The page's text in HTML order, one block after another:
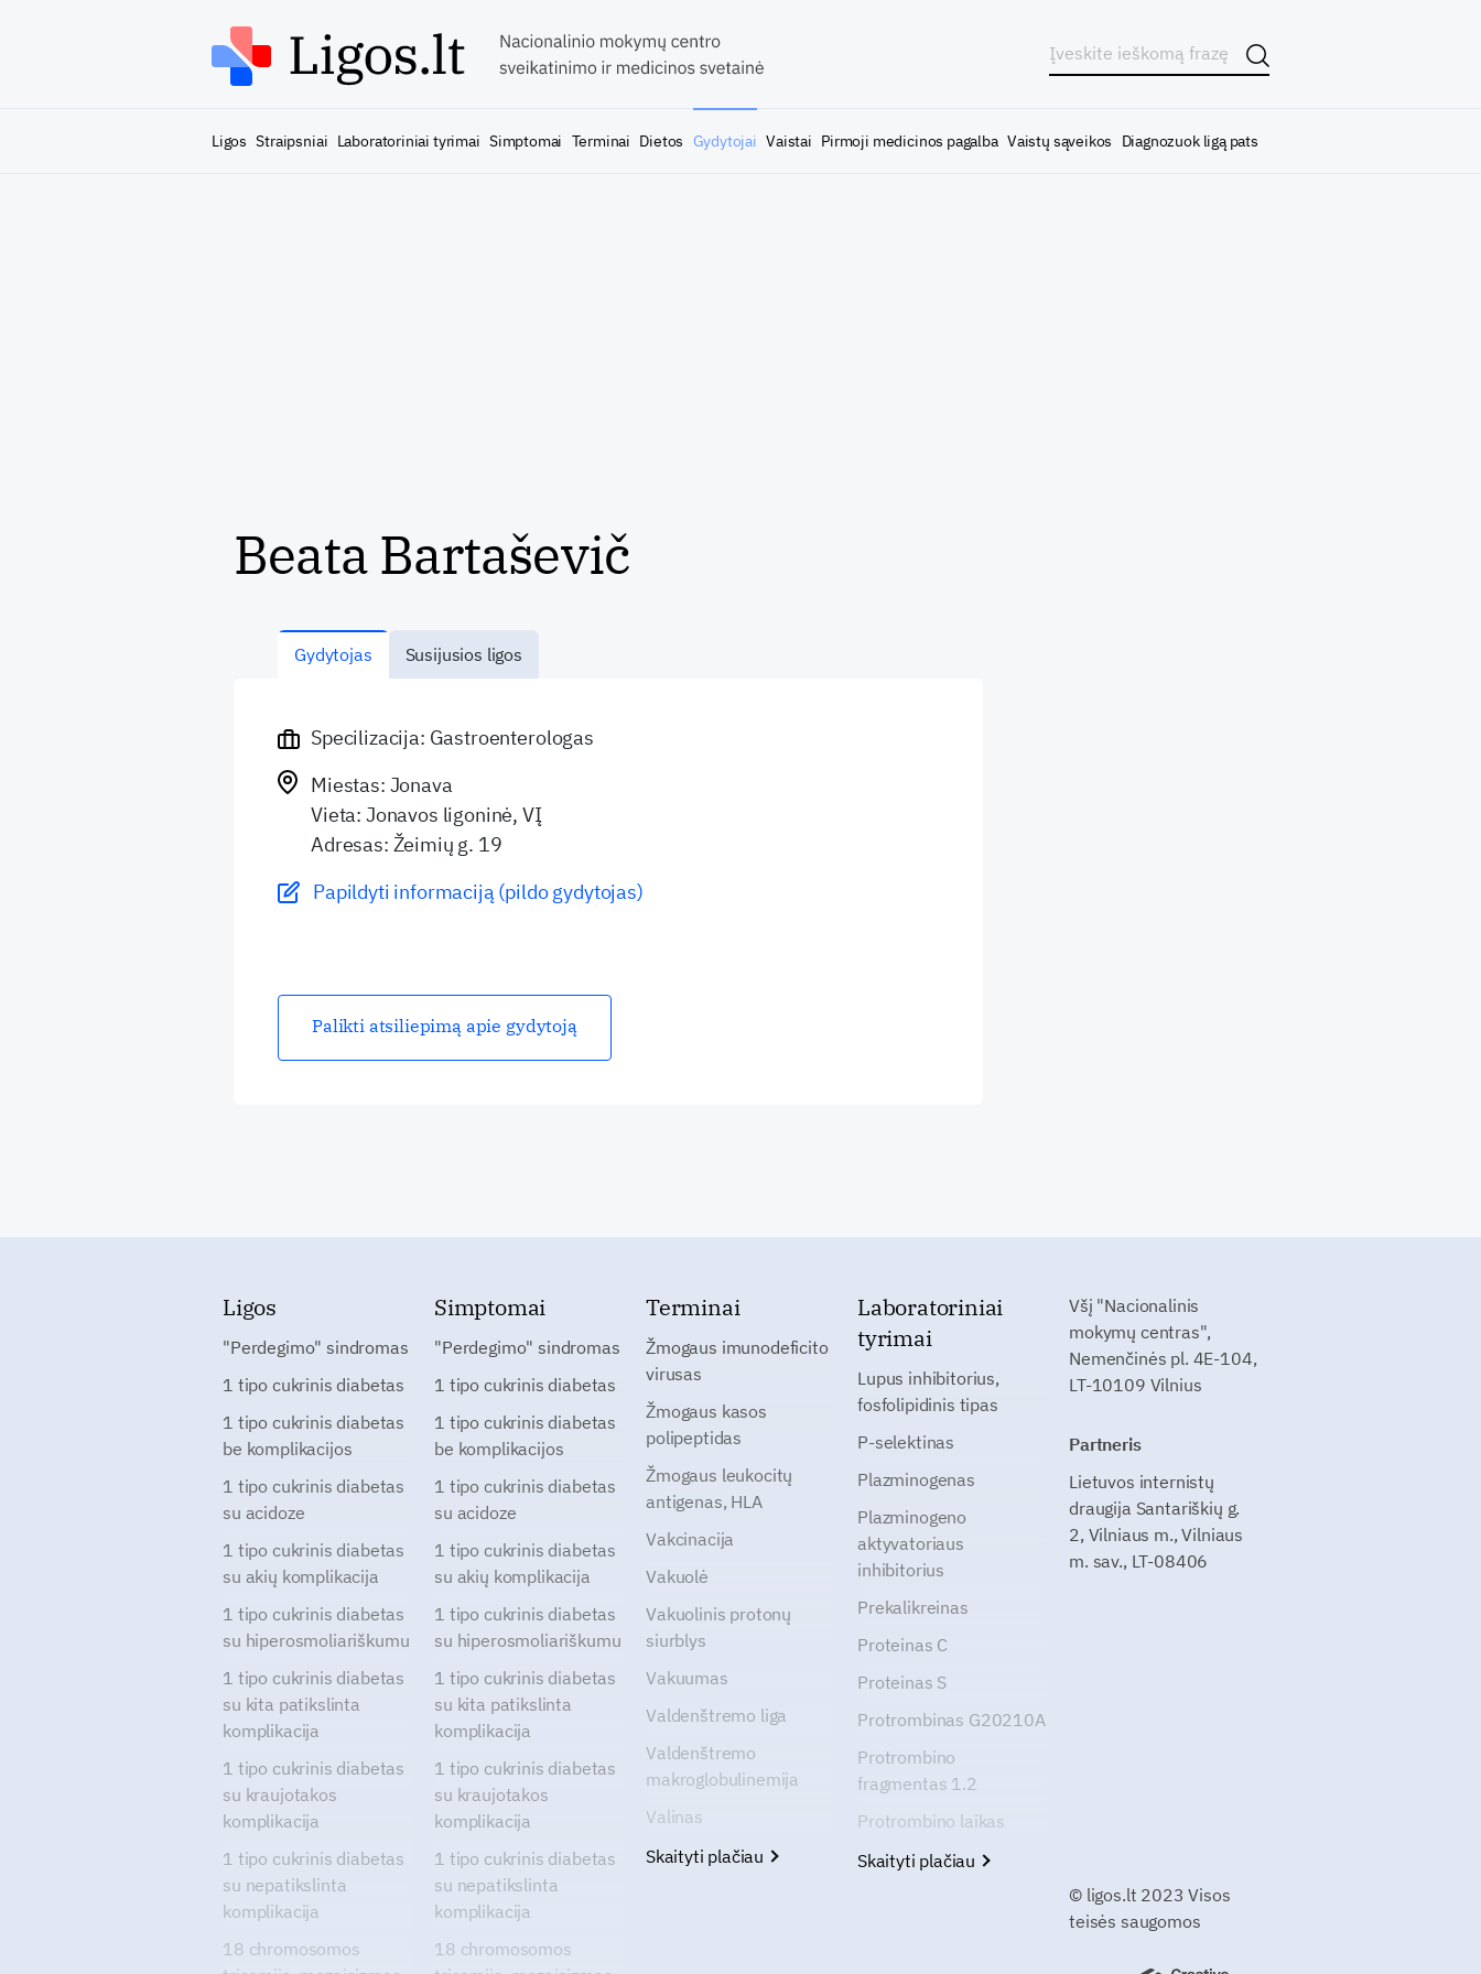
Ligos Straipsniai Laboratoriniai tyrimai Simptomai Terminai Dietos Gydytojai Vaistai Pirmoji medicinos pagalba Vaistų sąveikos Diagnozuok ligą pats
Beata Bartaševič
Gydytojas Susijusios ligos
Specilizacija: Gastroenterologas
Miestas: Jonava
Vieta: Jonavos ligoninė, VĮ
Adresas: Žeimių g. 19
Papildyti informaciją (pildo gydytojas)
Palikti atsiliepimą apie gydytoją
Ligos
"Perdegimo" sindromas
1 tipo cukrinis diabetas
1 tipo cukrinis diabetas
be komplikacijos
1 tipo cukrinis diabetas
su acidoze
1 tipo cukrinis diabetas
su akių komplikacija
1 tipo cukrinis diabetas
su hiperosmoliariškumu
1 tipo cukrinis diabetas
su kita patikslinta
komplikacija
1 tipo cukrinis diabetas
su kraujotakos
komplikacija
1 tipo cukrinis diabetas
su nepatikslinta
komplikacija
18 chromosomos
Simptomai
"Perdegimo" sindromas
1 tipo cukrinis diabetas
1 tipo cukrinis diabetas
be komplikacijos
1 tipo cukrinis diabetas
su acidoze
1 tipo cukrinis diabetas
su akių komplikacija
1 tipo cukrinis diabetas
su hiperosmoliariškumu
1 tipo cukrinis diabetas
su kita patikslinta
komplikacija
1 tipo cukrinis diabetas
su kraujotakos
komplikacija
1 tipo cukrinis diabetas
su nepatikslinta
komplikacija
18 chromosomos
Terminai
Žmogaus imunodeficito
virusas
Žmogaus kasos
polipeptidas
Žmogaus leukocitų
antigenas, HLA
Vakcinacija
Vakuolė
Vakuolinis protonų
siurblys
Vakuumas
Valdenštremo liga
Valdenštremo
makroglobulinemija
Valinas
Skaityti plačiau
Laboratoriniai
tyrimai
Lupus inhibitorius,
fosfolipidinis tipas
P-selektinas
Plazminogenas
Plazminogeno
aktyvatoriaus
inhibitorius
Prekalikreinas
Proteinas C
Proteinas S
Protrombinas G20210A
Protrombino
fragmentas 1.2
Protrombino laikas
Skaityti plačiau
Všį "Nacionalinis
mokymų centras",
Nemenčinės pl. 4E-104,
LT-10109 Vilnius
Partneris
Lietuvos internistų
draugija Santariškių g.
2, Vilniaus m., Vilniaus
m. sav., LT-08406
© ligos.lt 2023 Visos
teisės saugomos